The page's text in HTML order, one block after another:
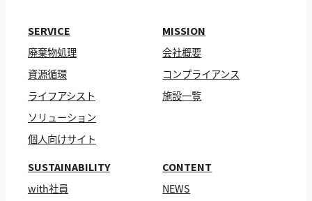
SERVICE
廃棄物処理
資源循環
ライフアシスト
ソリューション
個人向けサイト
MISSION
会社概要
コンプライアンス
施設一覧
SUSTAINABILITY
with社員
CONTENT
NEWS